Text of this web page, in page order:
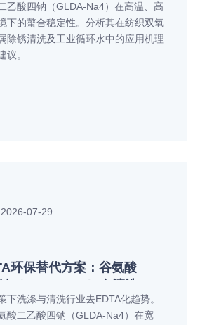
与配合方案
乙酸四钠（GLDA-Na4）在高温、高
下的螯合稳定性。分析其在纺织双氧
除锈清洗及工业循环水中的应用机理
议。
2026-07-29
环保替代方案：谷氨酸
用与性能解析
下洗涤与清洗行业去EDTA化趋势。
酸二乙酸四钠（GLDA-Na4）在宽